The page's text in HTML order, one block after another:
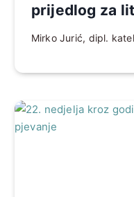
prijedlog za
Mirko Jurić, dipl.